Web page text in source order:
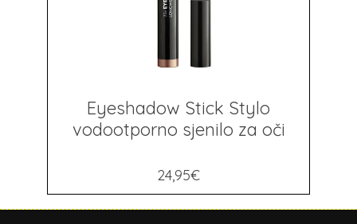
Eyeshadow Stick Stylo
vodootporno sjenilo za oči
24,95€